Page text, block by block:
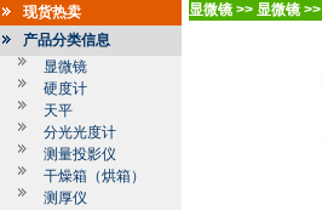
现货热卖
产品分类信息
显微镜
硬度计
天平
分光光度计
测量投影仪
干燥箱（烘箱）
测厚仪
显微镜 >> 显微镜 >>